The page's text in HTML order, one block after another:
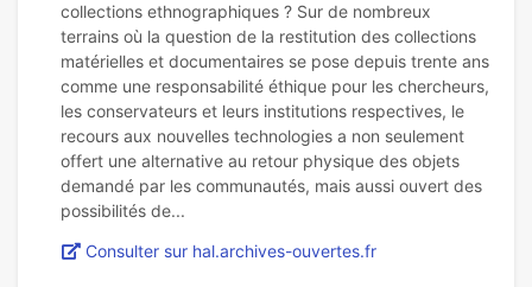
collections ethnographiques ? Sur de nombreux
terrains où la question de la restitution des collections
matérielles et documentaires se pose depuis trente ans
comme une responsabilité éthique pour les chercheurs,
les conservateurs et leurs institutions respectives, le
recours aux nouvelles technologies a non seulement
offert une alternative au retour physique des objets
demandé par les communautés, mais aussi ouvert des
Consulter sur hal.archives-ouvertes.fr